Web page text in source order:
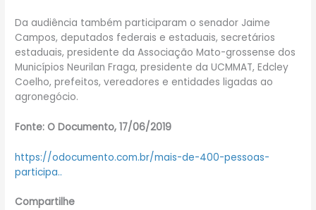
Da audiência também participaram o senador Jaime
Campos, deputados federais e estaduais, secretários
estaduais, presidente da Associação Mato-grossense dos
Municípios Neurilan Fraga, presidente da UCMMAT, Edcley
Coelho, prefeitos, vereadores e entidades ligadas ao
agronegócio.
Fonte: O Documento, 17/06/2019
https://odocumento.com.br/mais-de-400-pessoas-
participa..
Compartilhe